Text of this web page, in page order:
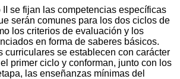
se fijan las competencias específicas
serán comunes para los dos ciclos de
los criterios de evaluación y los
en forma de saberes básicos.
curriculares se establecen con carácter
primer ciclo y conforman, junto con los
las enseñanzas mínimas del